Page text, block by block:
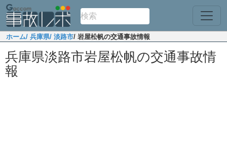
ホーム/ 兵庫県/ 淡路市/ 岩屋松帆の交通事故情報
兵庫県淡路市岩屋松帆の交通事故情
報